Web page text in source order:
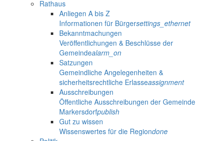
Rathaus
Anliegen A bis Z
Informationen für Bürgersettings_ethernet
Bekanntmachungen
Veröffentlichungen & Beschlüsse der
Gemeindealarm_on
Satzungen
Gemeindliche Angelegenheiten &
sicherheitsrechtliche Erlasseassignment
Ausschreibungen
Öffentliche Ausschreibungen der Gemeinde
Markersdorfpublish
Gut zu wissen
Wissenswertes für die Regiondone